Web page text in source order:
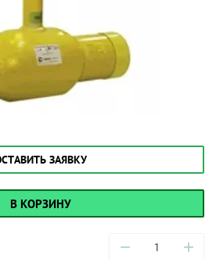
ЗАЯВКУ
В КОРЗИНУ
− +